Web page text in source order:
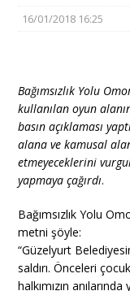
16/01/2018 16:25
Bağımsızlık Yolu
kullanılan oyun
basın açıklaması
alana ve kamusal
etmeyeceklerini
yapmaya çağırdı.
Bağımsızlık Yolu
metni şöyle:
“Güzelyurt
saldırı. Önceleri
halkımızın